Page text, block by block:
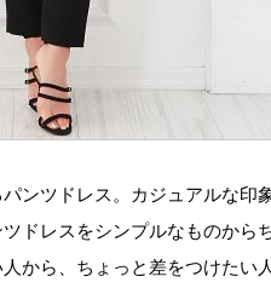
ンツドレス。カジュアルな印
ドレスをシンプルなものから
から、ちょっと差をつけたい